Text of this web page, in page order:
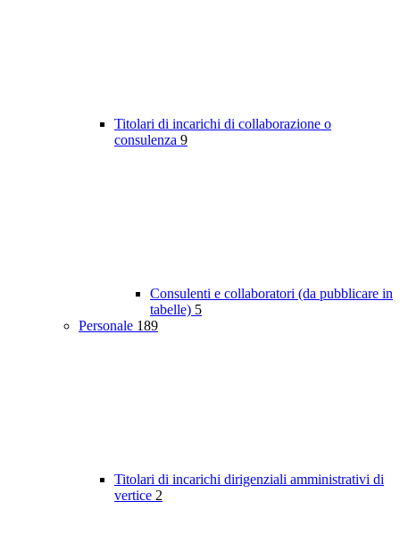
Titolari di incarichi di collaborazione o
consulenza 9
Consulenti e collaboratori (da pubblicare in
tabelle) 5
Personale 189
Titolari di incarichi dirigenziali amministrativi di
vertice 2